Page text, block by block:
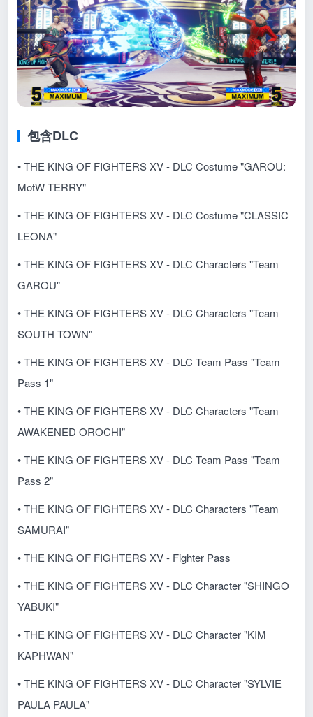
包含DLC
• THE KING OF FIGHTERS XV - DLC Costume "GAROU:
MotW TERRY"
• THE KING OF FIGHTERS XV - DLC Costume "CLASSIC
LEONA"
• THE KING OF FIGHTERS XV - DLC Characters "Team
GAROU"
• THE KING OF FIGHTERS XV - DLC Characters "Team
SOUTH TOWN"
• THE KING OF FIGHTERS XV - DLC Team Pass "Team
Pass 1"
• THE KING OF FIGHTERS XV - DLC Characters "Team
AWAKENED OROCHI"
• THE KING OF FIGHTERS XV - DLC Team Pass "Team
Pass 2"
• THE KING OF FIGHTERS XV - DLC Characters "Team
SAMURAI"
• THE KING OF FIGHTERS XV - Fighter Pass
• THE KING OF FIGHTERS XV - DLC Character "SHINGO
YABUKI"
• THE KING OF FIGHTERS XV - DLC Character "KIM
KAPHWAN"
• THE KING OF FIGHTERS XV - DLC Character "SYLVIE
PAULA PAULA"